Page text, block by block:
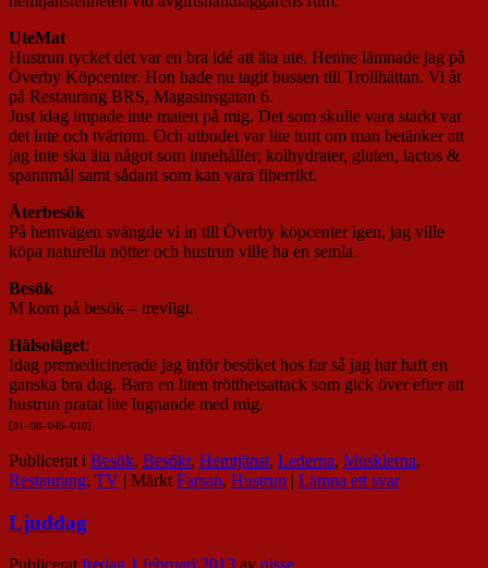
UteMat
Hustrun tycket det var en bra idé att äta ute. Henne lämnade jag på
Överby Köpcenter. Hon hade nu tagit bussen till Trollhättan. Vi åt
på Restaurang BRS, Magasinsgatan 6.
Just idag impade inte maten på mig. Det som skulle vara starkt var
det inte och tvärtom. Och utbudet var lite tunt om man betänker att
jag inte ska äta något som innehåller; kolhydrater, gluten, lactos &
spannmål samt sådant som kan vara fiberrikt.
Återbesök
På hemvägen svängde vi in till Överby köpcenter igen, jag ville
köpa naturella nötter och hustrun ville ha en semla.
Besök
M kom på besök – trevligt.
Hälsoläget:
Idag premedicinerade jag inför besöket hos far så jag har haft en
ganska bra dag. Bara en liten trötthetsattack som gick över efter att
hustrun pratat lite lugnande med mig.
[01–08–045–010]
Publicerat i Besök, Besökt, Hemtjänst, Lederna, Musklerna,
Restaurang, TV | Märkt Farsan, Hustrun | Lämna ett svar
Ljuddag